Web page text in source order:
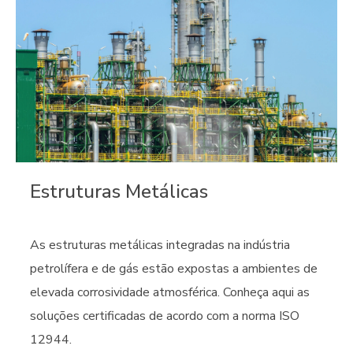
Estruturas Metálicas
As estruturas metálicas integradas na indústria
petrolífera e de gás estão expostas a ambientes de
elevada corrosividade atmosférica. Conheça aqui as
soluções certificadas de acordo com a norma ISO
12944.